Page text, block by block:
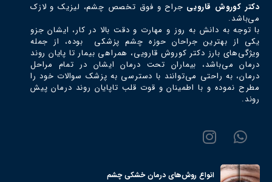
دکتر كوروش قارويي جراح و فوق تخصص چشم، ليزيك و لازك
می‌باشد.
با توجه به دانش به روز و مهارت و دقت بالا در کار، ایشان جزو
یکی از بهترین جراحان حوزه چشم پزشکی بوده، از جمله
ویژگی‌های بارز دکتر كوروش قارويي، همراهی بیمار تا پایان روند
درمان می‌باشد، بیماران تحت درمان ایشان در تمام مراحل
درمان، به راحتی می‌توانند با دسترسی به پزشک سوالات خود را
مطرح نموده و با اطمینان و قوت قلب تاپایان روند درمان پیش
روند.
انواع روش‌های درمان خشکی چشم